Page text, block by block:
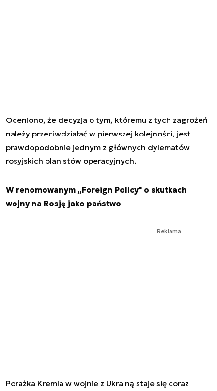
Oceniono, że decyzja o tym, któremu z tych zagrożeń
należy przeciwdziałać w pierwszej kolejności, jest
prawdopodobnie jednym z głównych dylematów
rosyjskich planistów operacyjnych.
W renomowanym „Foreign Policy" o skutkach
wojny na Rosję jako państwo
Reklama
Porażka Kremla w wojnie z Ukrainą staje się coraz